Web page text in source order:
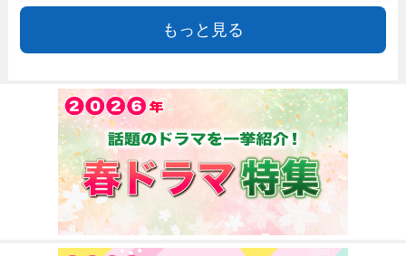
もっと見る